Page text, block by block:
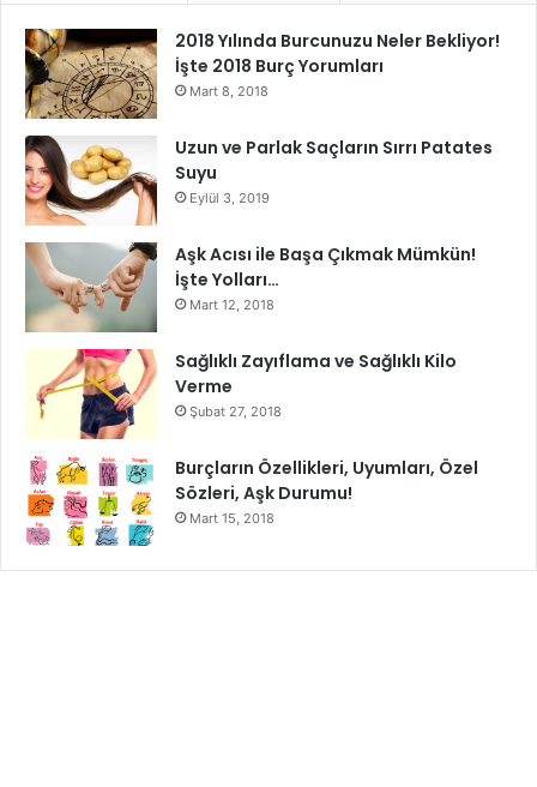
2018 Yılında Burcunuzu Neler Bekliyor!
İşte 2018 Burç Yorumları
Mart 8, 2018
Uzun ve Parlak Saçların Sırrı Patates
Suyu
Eylül 3, 2019
Aşk Acısı ile Başa Çıkmak Mümkün!
İşte Yolları…
Mart 12, 2018
Sağlıklı Zayıflama ve Sağlıklı Kilo
Verme
Şubat 27, 2018
Burçların Özellikleri, Uyumları, Özel
Sözleri, Aşk Durumu!
Mart 15, 2018